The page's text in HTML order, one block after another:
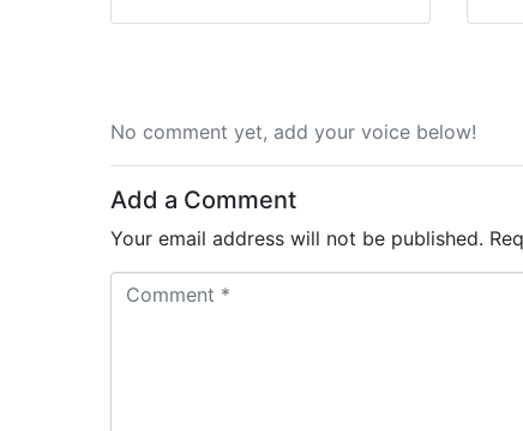
No comment yet, add your voice below!
Add a Comment
Your email address will not be published.